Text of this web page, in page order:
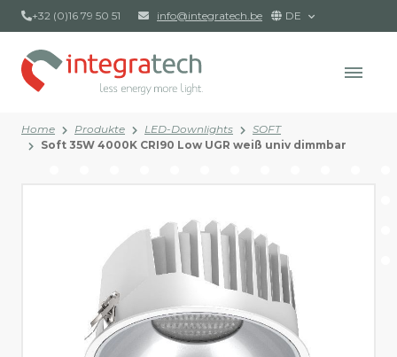
+32 (0)16 79 50 51 info@integratech.be DE
Home Produkte LED-Downlights
SOFT
Soft 35W 4000K CRI90 Low UGR weiß univ dimmbar